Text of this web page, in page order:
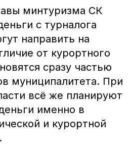
минтуризма СК
с турналога
направить на
от курортного
сразу частью
муниципалитета. При
всё же планируют
именно в
и курортной